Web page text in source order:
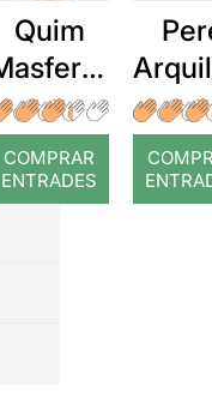
Quim
Temps
COMPRAR
ENTRADES
: